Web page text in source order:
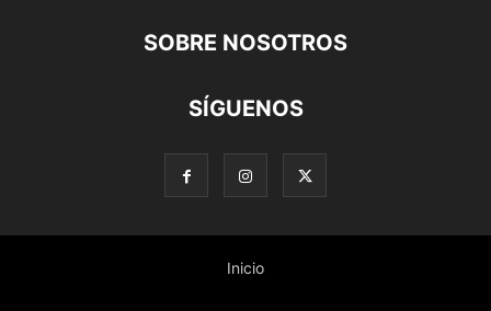
SOBRE NOSOTROS
SÍGUENOS
Inicio